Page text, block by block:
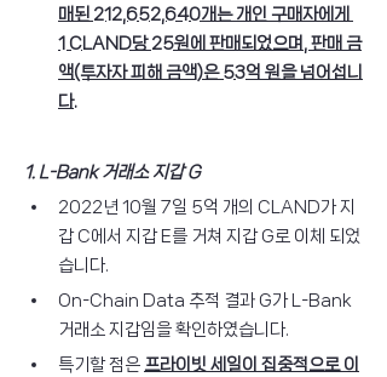
매된 212,652,640개는 개인 구매자에게
1 CLAND당 25원에 판매되었으며, 판매 금
액(투자자 피해 금액)은 53억 원을 넘어섭니
다.
1. L-Bank 거래소 지갑 G
2022년 10월 7일 5억 개의 CLAND가 지
갑 C에서 지갑 E를 거쳐 지갑 G로 이체 되었
습니다.
On-Chain Data 추적 결과 G가 L-Bank
거래소 지갑임을 확인하였습니다.
특기할 점은 프라이빗 세일이 집중적으로 이